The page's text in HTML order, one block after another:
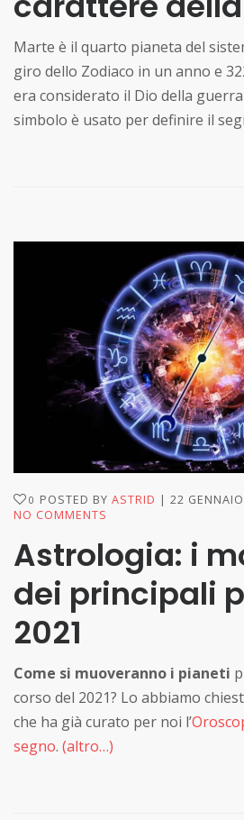
Marte è il quarto pianeta del
giro dello Zodiaco in un anno e
era considerato il Dio della
simbolo è usato per definire il
0 POSTED BY ASTRID 22
NO COMMENTS
Astrologia: i
dei principali
2021
Come si muoveranno i pianeti
corso del 2021? Lo abbiamo
che ha già curato per noi l’
segno. (altro…)